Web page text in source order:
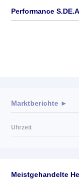
Performance
Marktberichte ►
Uhrzeit
Meistgehandelte